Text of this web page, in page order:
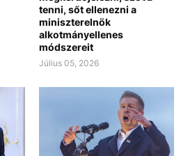
tenni, sőt ellenezni a
miniszterelnök
alkotmányellenes
módszereit
Július 05, 2026